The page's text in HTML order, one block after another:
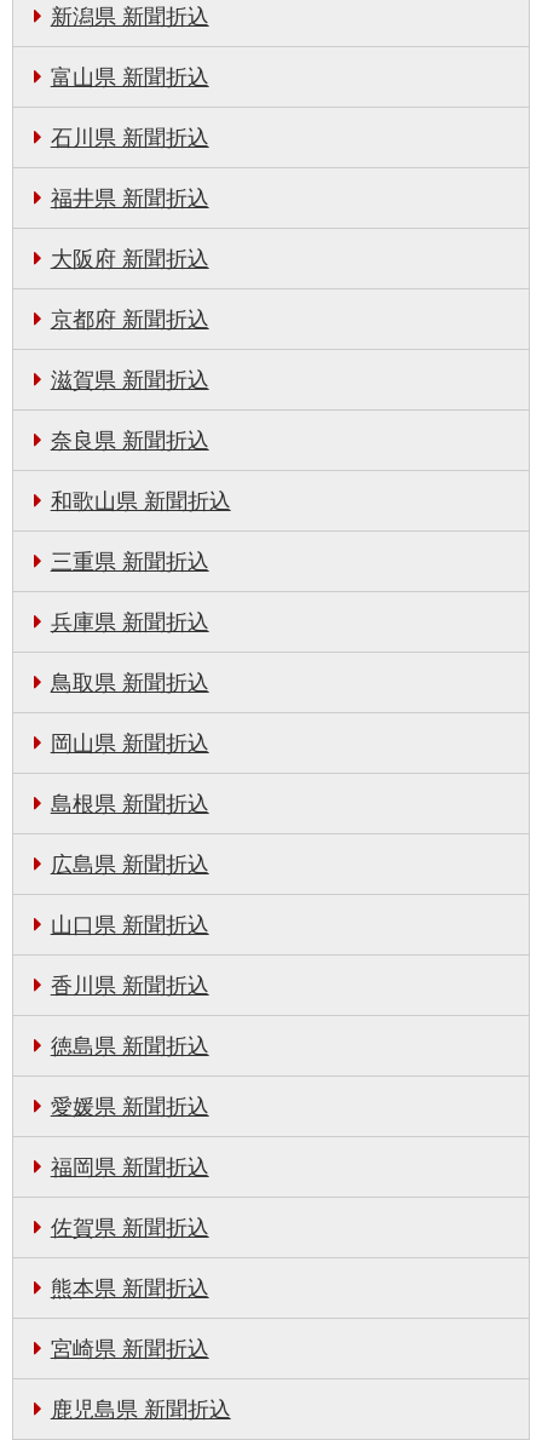
新潟県 新聞折込
富山県 新聞折込
石川県 新聞折込
福井県 新聞折込
大阪府 新聞折込
京都府 新聞折込
滋賀県 新聞折込
奈良県 新聞折込
和歌山県 新聞折込
三重県 新聞折込
兵庫県 新聞折込
鳥取県 新聞折込
岡山県 新聞折込
島根県 新聞折込
広島県 新聞折込
山口県 新聞折込
香川県 新聞折込
徳島県 新聞折込
愛媛県 新聞折込
福岡県 新聞折込
佐賀県 新聞折込
熊本県 新聞折込
宮崎県 新聞折込
鹿児島県 新聞折込